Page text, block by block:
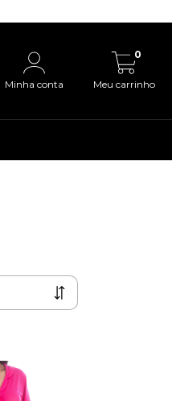
Minha conta Meu carrinho
0